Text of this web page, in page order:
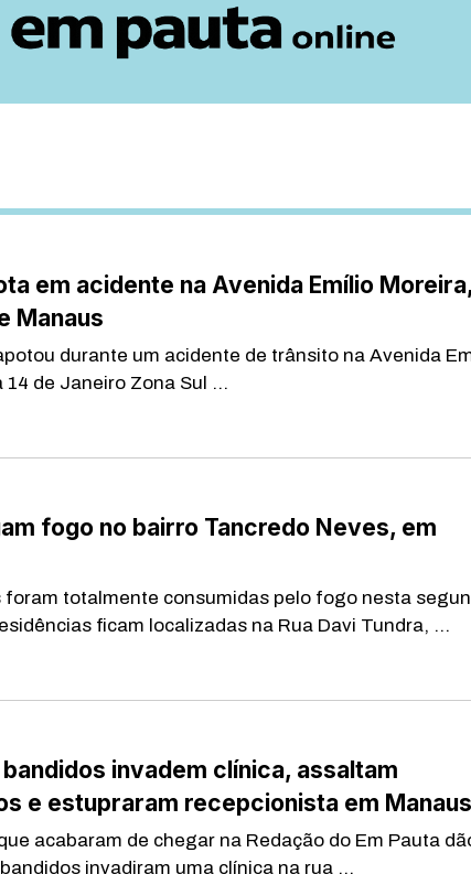
em acidente na Avenida Emílio
Manaus
durante um acidente de trânsito na Avenida
14 de Janeiro Zona Sul ...
fogo no bairro Tancredo Neves, em
totalmente consumidas pelo fogo nesta
ficam localizadas na Rua Davi Tundra, ...
bandidos invadem clínica, assaltam
e estupraram recepcionista em Manaus
acabaram de chegar na Redação do Em Pauta
invadiram uma clínica na rua ...